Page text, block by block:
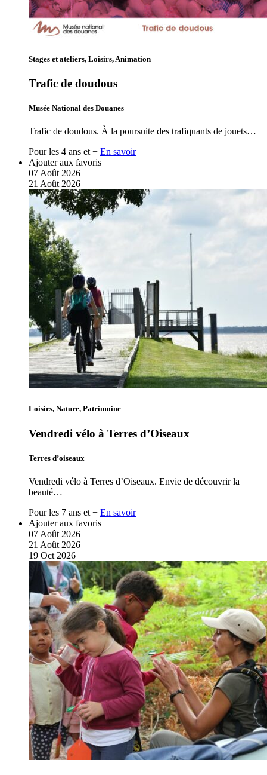
Stages et ateliers, Loisirs, Animation
Trafic de doudous
Musée National des Douanes
Trafic de doudous. À la poursuite des trafiquants de jouets…
Pour les 4 ans et + En savoir
Ajouter aux favoris
07 Août 2026
21 Août 2026
Loisirs, Nature, Patrimoine
Vendredi vélo à Terres d’Oiseaux
Terres d’oiseaux
Vendredi vélo à Terres d’Oiseaux. Envie de découvrir la
beauté…
Pour les 7 ans et + En savoir
Ajouter aux favoris
07 Août 2026
21 Août 2026
19 Oct 2026